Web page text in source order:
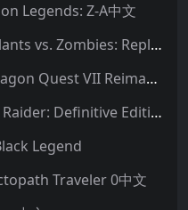
Legends: Z-A中文
植物大战僵尸：重植版|Plants vs. Zombies: Replanted中文
勇者斗恶龙7：重制版|Dragon Quest VII Reimagined中文
古墓丽影：决定版|Tomb Raider: Definitive Edition中文
Legend
Traveler 0中文